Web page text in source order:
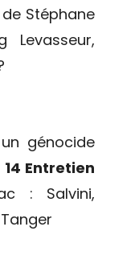
de Stéphane
Levasseur,
génocide
14 Entretien
: Salvini,